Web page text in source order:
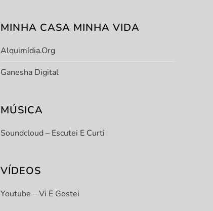
MINHA CASA MINHA VIDA
Alquimídia.org
Ganesha Digital
MÚSICA
Soundcloud – Escutei E Curti
VÍDEOS
Youtube – Vi E Gostei